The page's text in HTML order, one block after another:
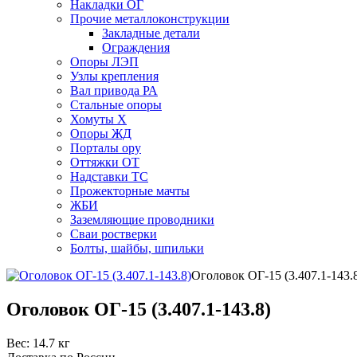
Накладки ОГ
Прочие металлоконструкции
Закладные детали
Ограждения
Опоры ЛЭП
Узлы крепления
Вал привода РА
Стальные опоры
Хомуты Х
Опоры ЖД
Порталы ору
Оттяжки ОТ
Надставки ТС
Прожекторные мачты
ЖБИ
Заземляющие проводники
Сваи ростверки
Болты, шайбы, шпильки
Оголовок ОГ-15 (3.407.1-
Оголовок ОГ-15 (3.407.1-143.8)
Вес: 14.7 кг